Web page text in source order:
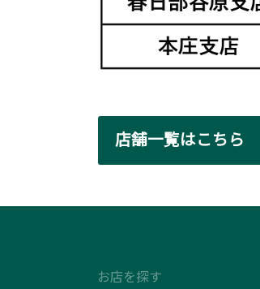
店舗一覧はこちら
お店を探す